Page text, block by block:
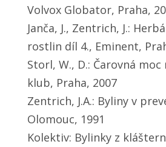
Volvox Globator, Praha,
Janča, J., Zentrich, J.:
rostlin díl 4., Eminent,
Storl, W., D.: Čarovná
klub, Praha, 2007
Zentrich, J.A.: Byliny v
Olomouc, 1991
Kolektiv: Bylinky z